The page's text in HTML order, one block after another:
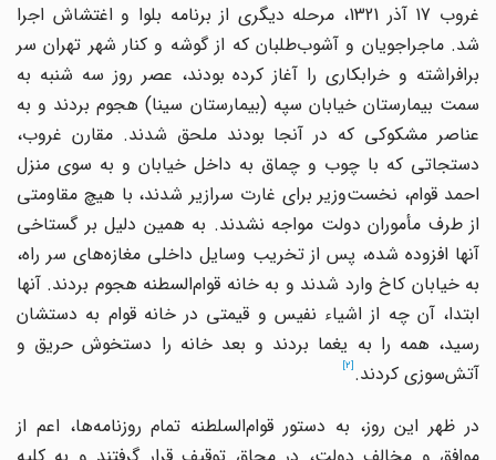
غروب 17 آذر 1321، مرحله دیگری از برنامه بلوا و اغتشاش اجرا
شد. ماجراجویان و آشوب‌طلبان که از گوشه و کنار شهر تهران سر
برافراشته و خرابکاری را آغاز کرده بودند، عصر روز سه شنبه به
سمت بیمارستان خیابان سپه (بیمارستان سینا) هجوم بردند و به
عناصر مشکوکی که در آنجا بودند ملحق شدند. مقارن غروب،
دستجاتی که با چوب و چماق به داخل خیابان و به سوی منزل
احمد قوام، نخست‌وزیر برای غارت سرازیر شدند، با هیچ مقاومتی
از طرف مأموران دولت مواجه نشدند. به همین دلیل بر گستاخی
آنها افزوده شده، پس از تخریب وسایل داخلی مغازه‌های سر راه،
به خیابان کاخ وارد شدند و به خانه قوام‌السطنه هجوم بردند. آنها
ابتدا، آن چه از اشیاء نفیس و قیمتی در خانه قوام به دستشان
رسید، همه را به یغما بردند و بعد خانه را دستخوش حریق و
آتش‌سوزی کردند.
در ظهر این روز، به دستور قوام‌السلطنه تمام روزنامه‌ها، اعم از